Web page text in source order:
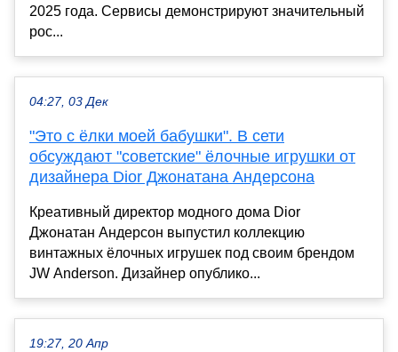
2025 года. Сервисы демонстрируют значительный
рос...
04:27, 03 Дек
"Это с ёлки моей бабушки". В сети
обсуждают "советские" ёлочные игрушки от
дизайнера Dior Джонатана Андерсона
Креативный директор модного дома Dior
Джонатан Андерсон выпустил коллекцию
винтажных ёлочных игрушек под своим брендом
JW Anderson. Дизайнер опублико...
19:27, 20 Апр